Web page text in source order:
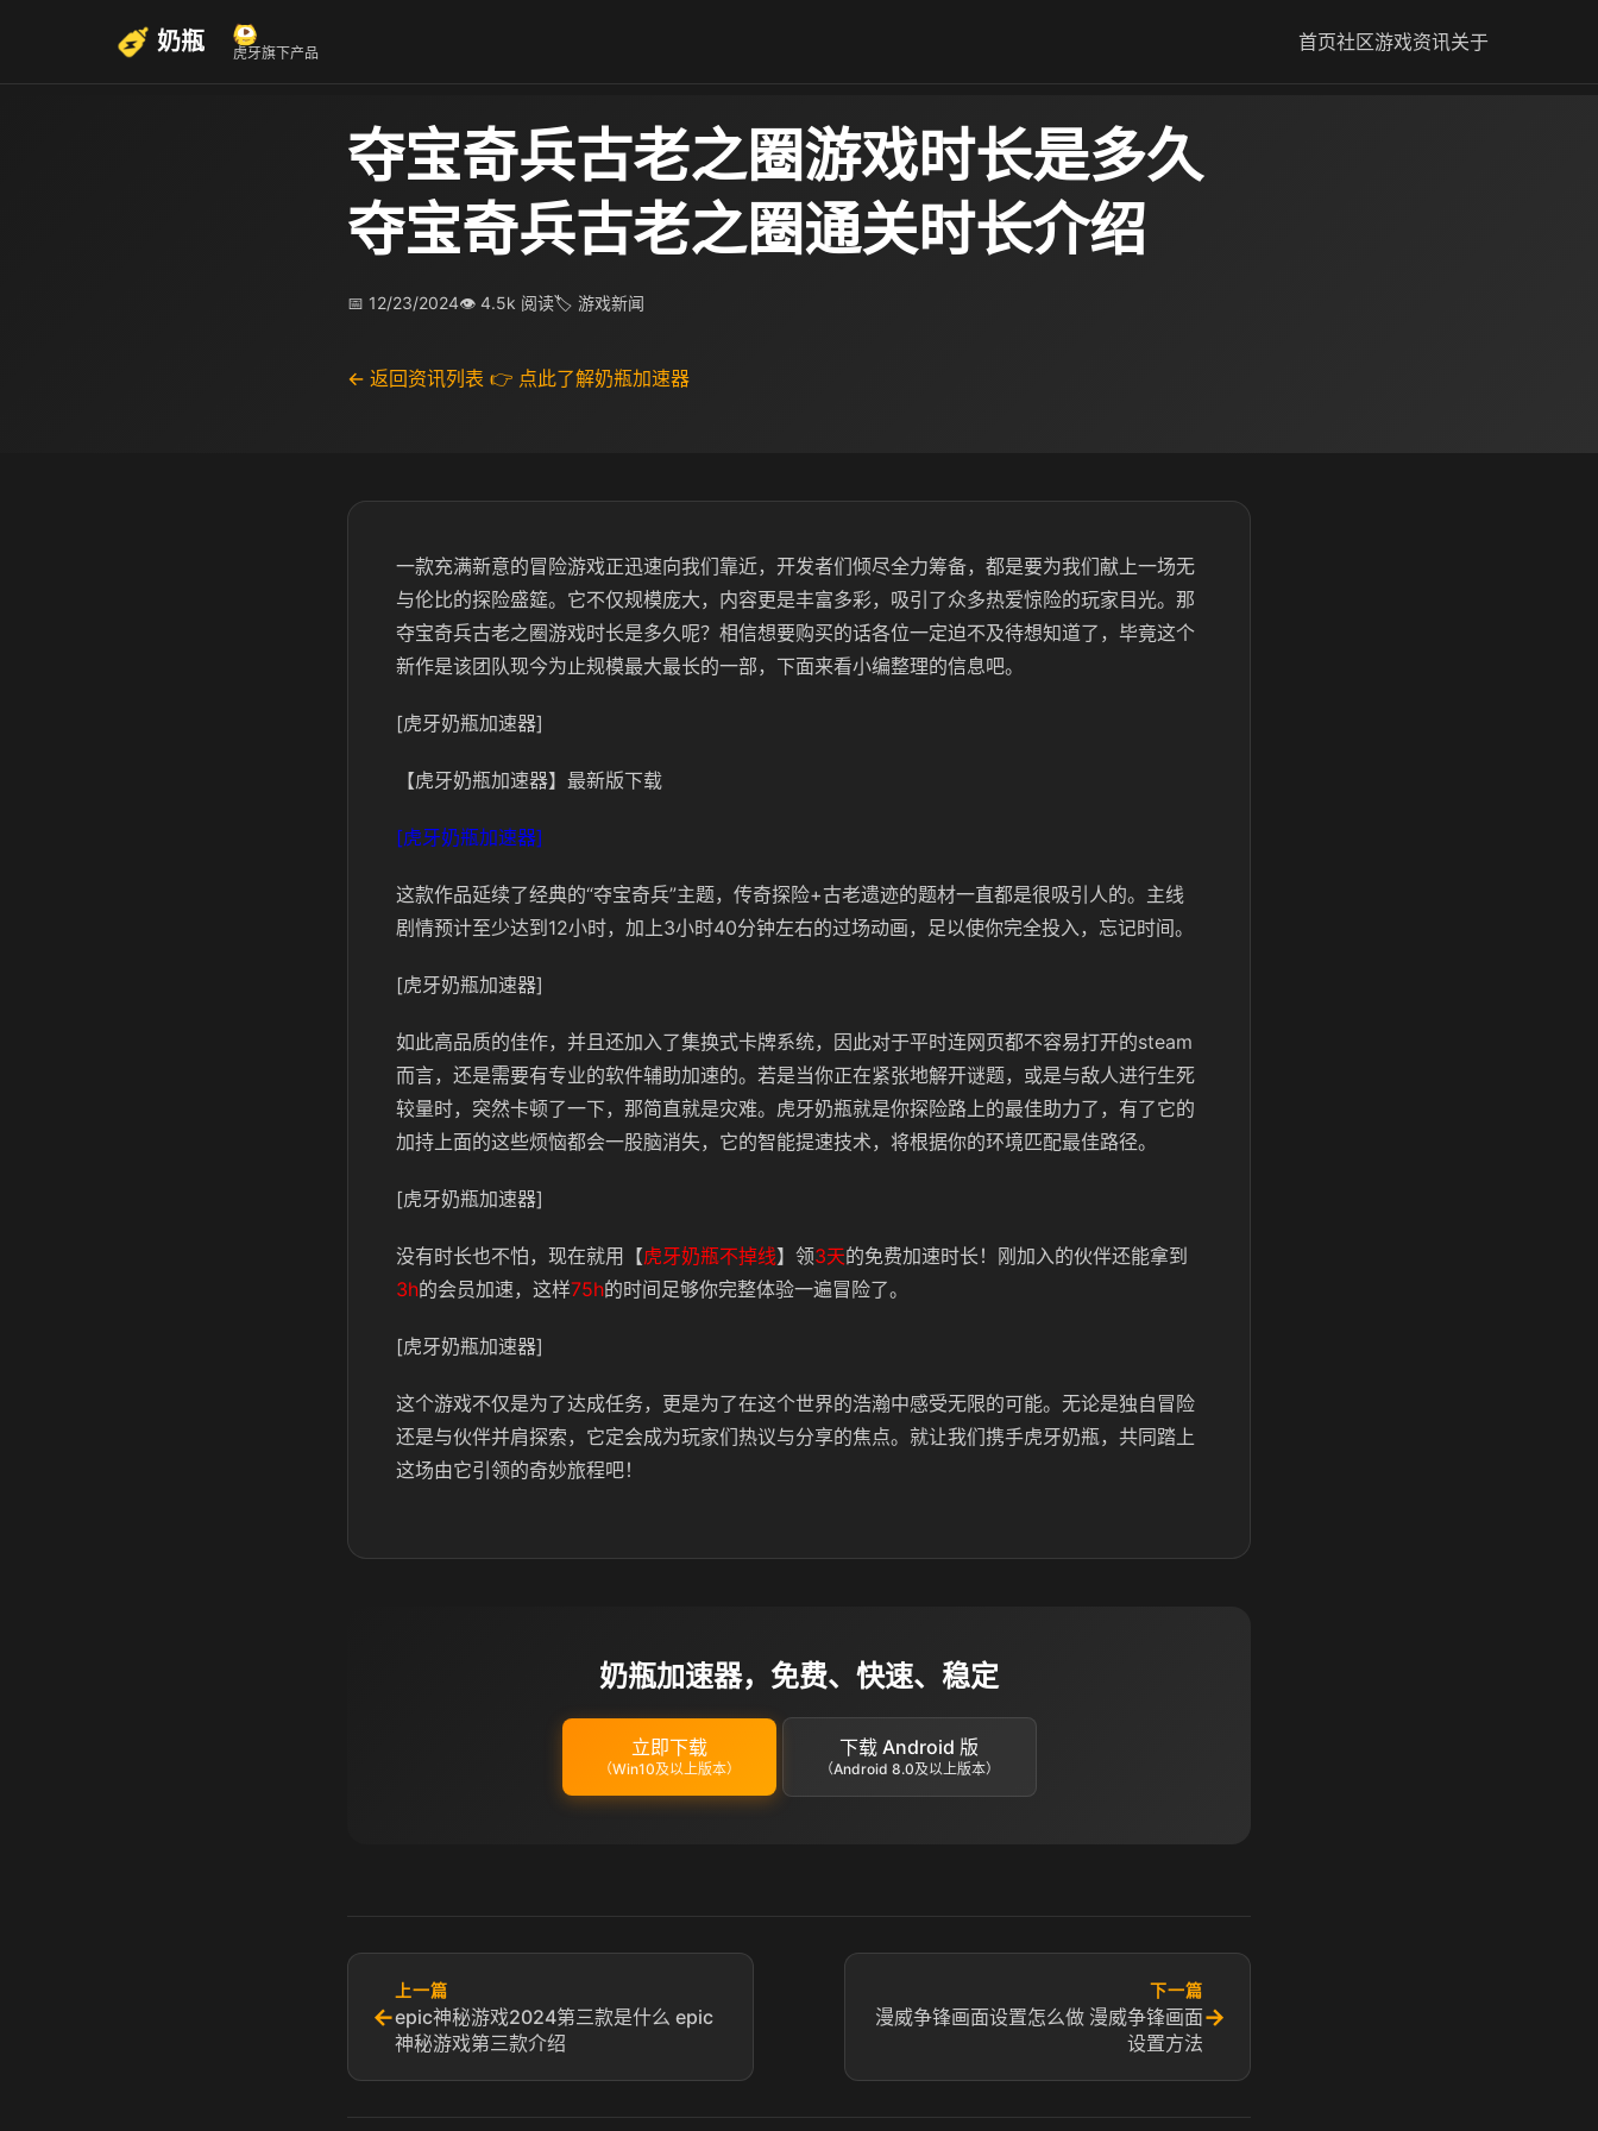
奶瓶 虎牙旗下产品 首页社区游戏资讯关于
夺宝奇兵古老之圈游戏时长是多久
夺宝奇兵古老之圈通关时长介绍
📅 12/23/2024👁 4.5k 阅读🏷 游戏新闻
← 返回资讯列表 👉 点此了解奶瓶加速器
一款充满新意的冒险游戏正迅速向我们靠近，开发者们倾尽全力筹备，都是要为我们献上一场无
与伦比的探险盛筵。它不仅规模庞大，内容更是丰富多彩，吸引了众多热爱惊险的玩家目光。那
夺宝奇兵古老之圈游戏时长是多久呢？相信想要购买的话各位一定迫不及待想知道了，毕竟这个
新作是该团队现今为止规模最大最长的一部，下面来看小编整理的信息吧。
[虎牙奶瓶加速器]
【虎牙奶瓶加速器】最新版下载
[虎牙奶瓶加速器]
这款作品延续了经典的“夺宝奇兵”主题，传奇探险+古老遗迹的题材一直都是很吸引人的。主线
剧情预计至少达到12小时，加上3小时40分钟左右的过场动画，足以使你完全投入，忘记时间。
[虎牙奶瓶加速器]
如此高品质的佳作，并且还加入了集换式卡牌系统，因此对于平时连网页都不容易打开的steam
而言，还是需要有专业的软件辅助加速的。若是当你正在紧张地解开谜题，或是与敌人进行生死
较量时，突然卡顿了一下，那简直就是灾难。虎牙奶瓶就是你探险路上的最佳助力了，有了它的
加持上面的这些烦恼都会一股脑消失，它的智能提速技术，将根据你的环境匹配最佳路径。
[虎牙奶瓶加速器]
没有时长也不怕，现在就用【虎牙奶瓶不掉线】领3天的免费加速时长！刚加入的伙伴还能拿到
3h的会员加速，这样75h的时间足够你完整体验一遍冒险了。
[虎牙奶瓶加速器]
这个游戏不仅是为了达成任务，更是为了在这个世界的浩瀚中感受无限的可能。无论是独自冒险
还是与伙伴并肩探索，它定会成为玩家们热议与分享的焦点。就让我们携手虎牙奶瓶，共同踏上
这场由它引领的奇妙旅程吧！
奶瓶加速器，免费、快速、稳定
立即下载
（Win10及以上版本）
下载 Android 版
（Android 8.0及以上版本）
←
上一篇
epic神秘游戏2024第三款是什么 epic
神秘游戏第三款介绍
下一篇
漫威争锋画面设置怎么做 漫威争锋画面
设置方法
→